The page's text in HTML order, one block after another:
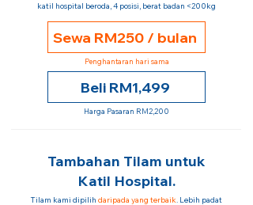
katil hospital beroda, 4 posisi, berat badan <200kg
Sewa RM250 / bulan
Penghantaran hari sama
Beli RM1,499
Harga Pasaran RM2,200
Tambahan Tilam untuk
Katil Hospital.
Tilam kami dipilih daripada yang terbaik. Lebih padat